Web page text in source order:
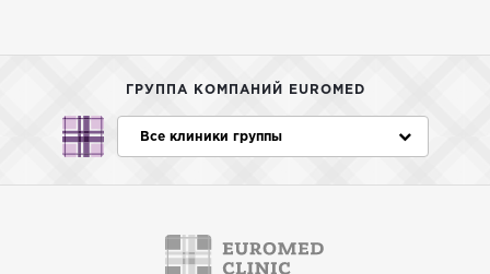
ГРУППА КОМПАНИЙ EUROMED
Все клиники группы